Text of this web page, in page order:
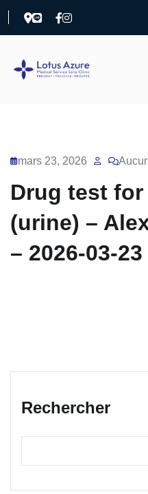
mars 23, 2026
Drug test
(urine) –
– 2026-03-
Rechercher